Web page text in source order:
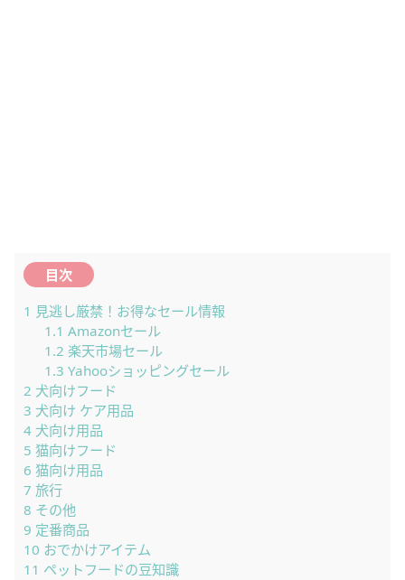
目次
1 見逃し厳禁！お得なセール情報
1.1 Amazonセール
1.2 楽天市場セール
1.3 Yahooショッピングセール
2 犬向けフード
3 犬向け ケア用品
4 犬向け用品
5 猫向けフード
6 猫向け用品
7 旅行
8 その他
9 定番商品
10 おでかけアイテム
11 ペットフードの豆知識